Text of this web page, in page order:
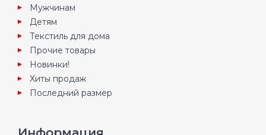
Мужчинам
Детям
Текстиль для дома
Прочие товары
Новинки!
Хиты продаж
Последний размер